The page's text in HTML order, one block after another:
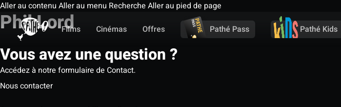
Aller au contenu Aller au menu Recherche Aller au pied de page
Films
Cinémas Offres Pathé Pass Pathé Kids
Phil Lord
Vous avez une question ?
Accédez à notre formulaire de Contact.
Nous contacter